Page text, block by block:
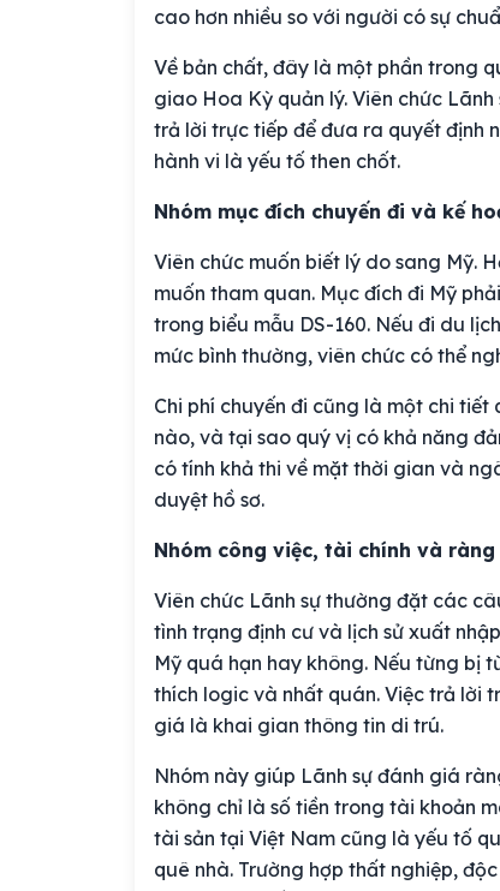
cao hơn nhiều so với người có sự
Về bản chất, đây là một phần trong
giao Hoa Kỳ quản lý. Viên chức
trả lời trực tiếp để đưa ra quyết định
hành vi là yếu tố then chốt.
Nhóm mục đích chuyến đi và kế
Viên chức muốn biết lý do sang Mỹ.
muốn tham quan. Mục đích đi Mỹ
trong biểu mẫu DS-160. Nếu đi du
mức bình thường, viên chức có thể
Chi phí chuyến đi cũng là một chi
nào, và tại sao quý vị có khả năng
có tính khả thi về mặt thời gian và
duyệt hồ sơ.
Nhóm công việc, tài chính và
Viên chức Lãnh sự thường đặt các
tình trạng định cư và lịch sử xuất
Mỹ quá hạn hay không. Nếu từng bị
thích logic và nhất quán. Việc trả lời
giá là khai gian thông tin di trú.
Nhóm này giúp Lãnh sự đánh giá
không chỉ là số tiền trong tài khoản
tài sản tại Việt Nam cũng là yếu tố
quê nhà. Trường hợp thất nghiệp,